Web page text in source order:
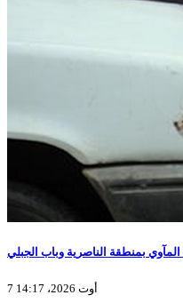
بمنطقة الناصرية وباب الجبلي
7 أوت 2026، 14:17